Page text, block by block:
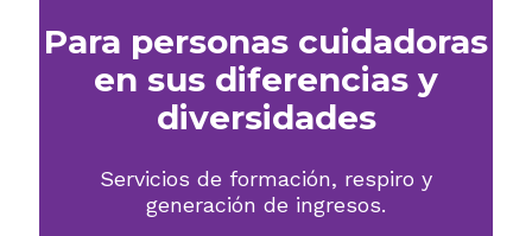
Para personas cuidadoras
en sus diferencias y
diversidades
Servicios de formación, respiro y
generación de ingresos.